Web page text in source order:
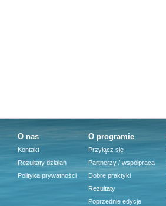
O nas
Kontakt
Rezultaty działań
Polityka prywatności
O programie
Przyłącz się
Partnerzy / współpraca
Dobre praktyki
Rezultaty
Poprzednie edycje